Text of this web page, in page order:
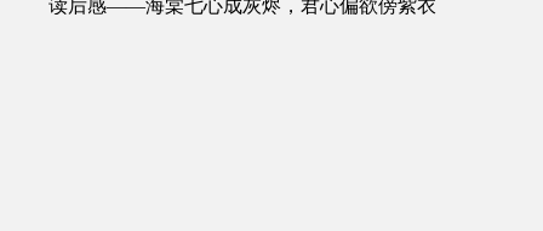
读后感——海棠七心成灰烬，君心偏欲傍紫衣